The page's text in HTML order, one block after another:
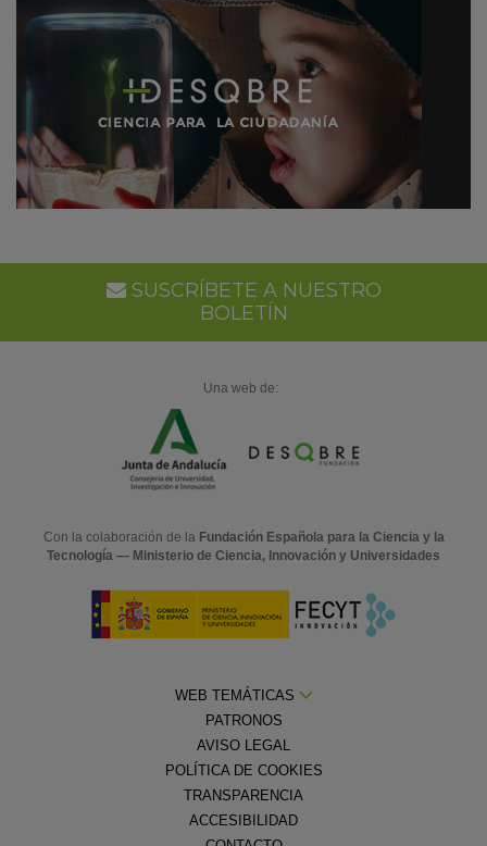
SUSCRÍBETE A NUESTRO
BOLETÍN
Una web de:
Con la colaboración de la Fundación Española para la Ciencia y la
Tecnología — Ministerio de Ciencia, Innovación y Universidades
WEB TEMÁTICAS
PATRONOS
AVISO LEGAL
POLÍTICA DE COOKIES
TRANSPARENCIA
ACCESIBILIDAD